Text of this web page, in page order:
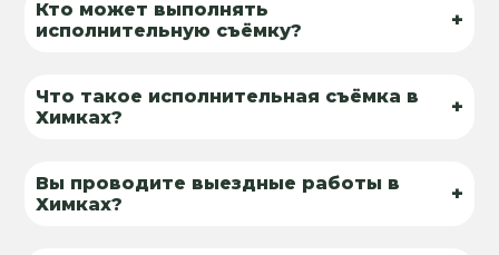
Кто может выполнять
исполнительную съёмку?
+
Что такое исполнительная съёмка в
Химках?
+
Вы проводите выездные работы в
Химках?
+